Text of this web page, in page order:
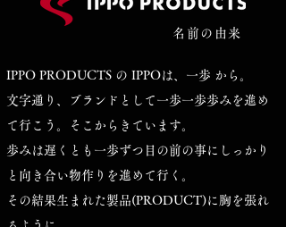
名前の由来
​IPPO PRODUCTS の IPPOは、一歩 から。
文字通り、ブランドとして一歩一歩歩みを進め
て行こう。そこからきています。
歩みは遅くとも一歩ずつ目の前の事にしっかり
と向き合い物作りを進めて行く。
その結果生まれた製品(PRODUCT)に胸を張れ